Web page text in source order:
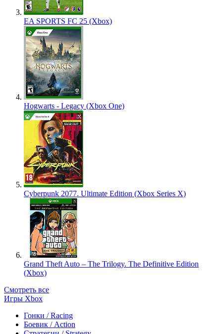
EA SPORTS FC 25 (Xbox)
Hogwarts - Legacy (Xbox One)
Cyberpunk 2077. Ultimate Edition (Xbox Series X)
Grand Theft Auto – The Trilogy. The Definitive Edition
(Xbox)
Смотреть все
Игры Xbox
Гонки / Racing
Боевик / Action